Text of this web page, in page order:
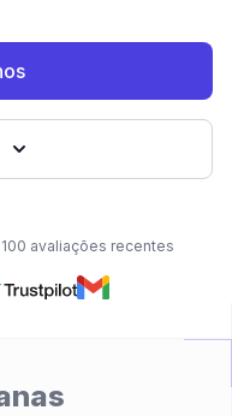
avaliações recentes